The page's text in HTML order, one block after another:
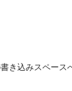
き込みスペース